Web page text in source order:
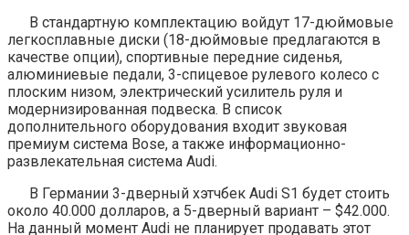
В стандартную комплектацию войдут 17-дюймовые
легкосплавные диски (18-дюймовые предлагаются в
качестве опции), спортивные передние сиденья,
алюминиевые педали, 3-спицевое рулевого колесо с
плоским низом, электрический усилитель руля и
модернизированная подвеска. В список
дополнительного оборудования входит звуковая
премиум система Bose, а также информационно-
развлекательная система Audi.
В Германии 3-дверный хэтчбек Audi S1 будет стоить
около 40.000 долларов, а 5-дверный вариант – $42.000.
На данный момент Audi не планирует продавать этот